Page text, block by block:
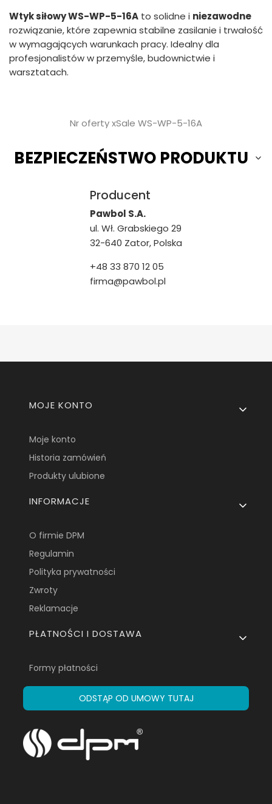
Wtyk siłowy WS-WP-5-16A to solidne i niezawodne
rozwiązanie, które zapewnia stabilne zasilanie i trwałość
w wymagających warunkach pracy. Idealny dla
profesjonalistów w przemyśle, budownictwie i
warsztatach.
Nr oferty xSale WS-WP-5-16A
BEZPIECZEŃSTWO PRODUKTU
Producent
Pawbol S.A.
ul. Wł. Grabskiego 29
32-640 Zator, Polska
+48 33 870 12 05
firma@pawbol.pl
Linki w stopce
MOJE KONTO
Moje konto
Historia zamówień
Produkty ulubione
INFORMACJE
O firmie DPM
Regulamin
Polityka prywatności
Zwroty
Reklamacje
PŁATNOŚCI I DOSTAWA
Formy płatności
ODSTĄP OD UMOWY TUTAJ